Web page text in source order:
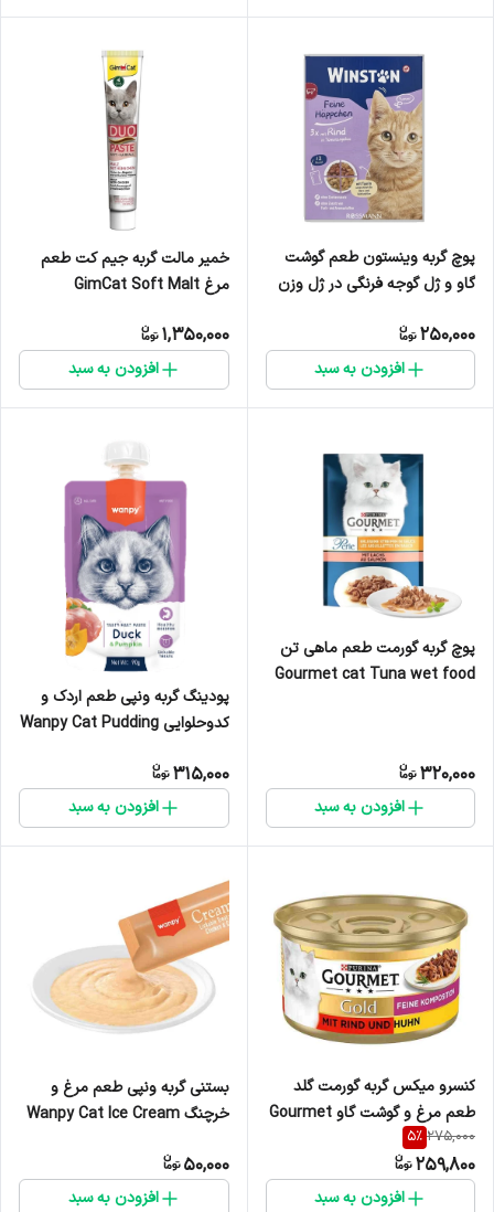
پوچ گربه وینستون طعم گوشت
گاو و ژل گوجه فرنگی در ژل وزن
250,000
افزودن به سبد
خمیر مالت گربه جیم کت طعم
مرغ GimCat Soft Malt
1,350,000
افزودن به سبد
پوچ گربه گورمت طعم ماهی تن
Gourmet cat Tuna wet food
320,000
افزودن به سبد
پودینگ گربه ونپی طعم اردک و
کدوحلوایی Wanpy Cat Pudding
گرم
315,000
افزودن به سبد
کنسرو میکس گربه گورمت گلد
طعم مرغ و گوشت گاو Gourmet
Gold Double Mix chicken &
Beef وزن 85 گرم
275,000
5%
259,800
افزودن به سبد
بستنی گربه ونپی طعم مرغ و
خرچنگ Wanpy Cat Ice Cream
عدد
50,000
افزودن به سبد